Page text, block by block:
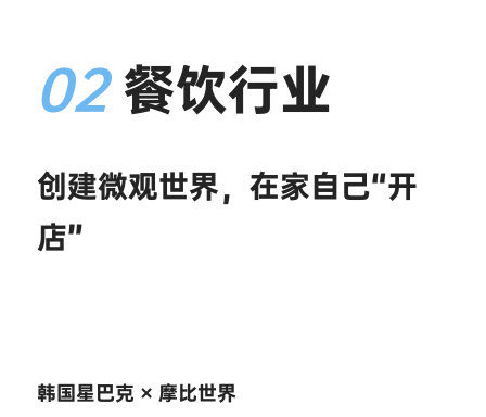
02 餐饮行业
创建微观世界，在家自己“开
店”
韩国星巴克 × 摩比世界